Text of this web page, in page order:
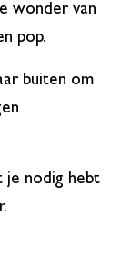
wonder van
pop.
buiten om
je nodig hebt